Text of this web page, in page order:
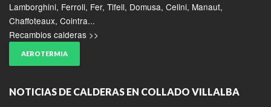
Lamborghini, Ferroli, Fer, Tifell, Domusa, Celini, Manaut,
Chaffoteaux, Cointra...
Recambios calderas >>
AEROTERMIA
NOTICIAS DE CALDERAS EN COLLADO VILLALBA